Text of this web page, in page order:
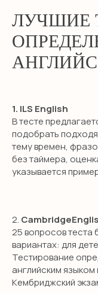
ЛУЧШИЕ
1. ILS English
В тесте
подобрать
тему времен,
без таймера,
указывается
2.
25 вопросов теста
вариантах: для
Тестирование
английским
Кембриджский